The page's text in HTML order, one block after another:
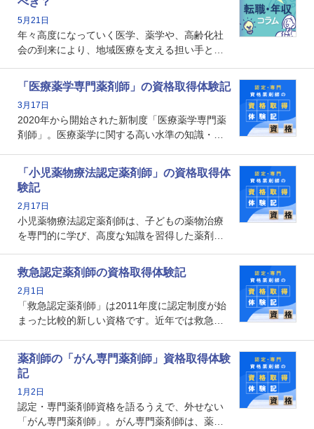
れる理由や、取得するメリット、年収・キャリ
アへの影響を解説します。
5月21日
年々高度になっていく医学、薬学や、高齢化社
会の到来により、地域医療を支える担い手とし
で、重要度が増しているのが認定薬剤師という
資格です。認定薬剤師とはいったいどんな資格
なのでしょうか。それを取得するとどのような
メリットがあるのでしょうか。
「医療薬学専門薬剤師」の資格取得体験記
3月17日
2020年から開始された新制度「医療薬学専門薬
剤師」。医療薬学に関する高い水準の知識・技
となります。取得要件は多岐に渡り、審査も複
数回ありますが、患者さんに対して一定の能力
の証明になる資格と言えます。
「小児薬物療法認定薬剤師」の資格取得体
験記
2月17日
小児薬物療法認定薬剤師は、子どもの薬物治療
を専門的に学び、高度な知識を習得した薬剤師
や、特有の疾患、心理状況を理解し、専門性を
深めることで、子どもとその保護者に寄り添え
る存在です。今回はそんな小児薬物療法認定薬
剤師の取得体験記をご紹介します。
救急認定薬剤師の資格取得体験記
2月1日
「救急認定薬剤師」は2011年度に認定制度が始
まった比較的新しい資格です。近年では救急病
増えているのではないでしょうか。今回はそん
な救急認定薬剤師の取得体験記をご紹介しま
す。
薬剤師の「がん専門薬剤師」資格取得体験
記
1月2日
認定・専門薬剤師資格を語るうえで、外せない
「がん専門薬剤師」。がん専門薬剤師は、薬剤